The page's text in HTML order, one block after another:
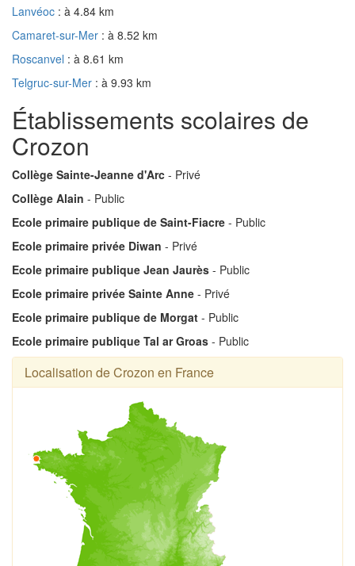
Lanvéoc : à 4.84 km
Camaret-sur-Mer : à 8.52 km
Roscanvel : à 8.61 km
Telgruc-sur-Mer : à 9.93 km
Établissements scolaires de
Crozon
Collège Sainte-Jeanne d'Arc - Privé
Collège Alain - Public
Ecole primaire publique de Saint-Fiacre - Public
Ecole primaire privée Diwan - Privé
Ecole primaire publique Jean Jaurès - Public
Ecole primaire privée Sainte Anne - Privé
Ecole primaire publique de Morgat - Public
Ecole primaire publique Tal ar Groas - Public
Localisation de Crozon en France